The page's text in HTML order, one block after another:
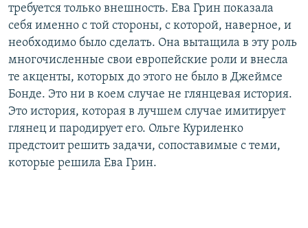
требуется только внешность. Ева Грин показала
себя именно с той стороны, с которой, наверное, и
необходимо было сделать. Она вытащила в эту роль
многочисленные свои европейские роли и внесла
те акценты, которых до этого не было в Джеймсе
Бонде. Это ни в коем случае не глянцевая история.
Это история, которая в лучшем случае имитирует
глянец и пародирует его. Ольге Куриленко
предстоит решить задачи, сопоставимые с теми,
которые решила Ева Грин.